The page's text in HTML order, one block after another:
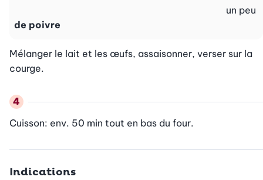
de poivre
un peu
Mélanger le lait et les œufs, assaisonner, verser sur la
courge.
Cuisson: env. 50 min tout en bas du four.
Indications